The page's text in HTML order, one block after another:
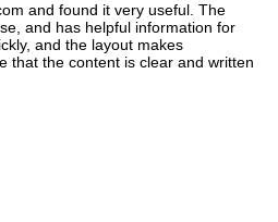
and found it very useful. The
and has helpful information for
and the layout makes
that the content is clear and written